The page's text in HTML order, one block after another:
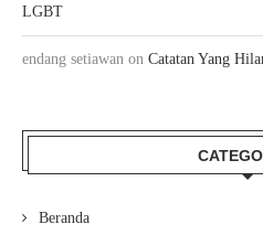
LGBT
endang setiawan on Catatan Yang
Beranda